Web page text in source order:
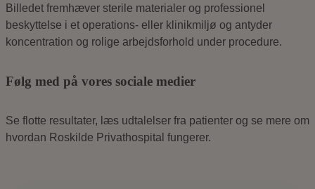
Følg med på vores sociale medier
Se flotte resultater, læs udtalelser fra patienter og se mere om
hvordan Roskilde Privathospital fungerer.